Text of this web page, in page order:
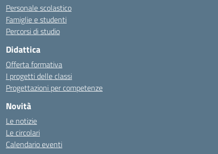
Personale scolastico
Famiglie e studenti
Percorsi di studio
Didattica
Offerta formativa
I progetti delle classi
Progettazioni per competenze
Novità
Le notizie
Le circolari
Calendario eventi